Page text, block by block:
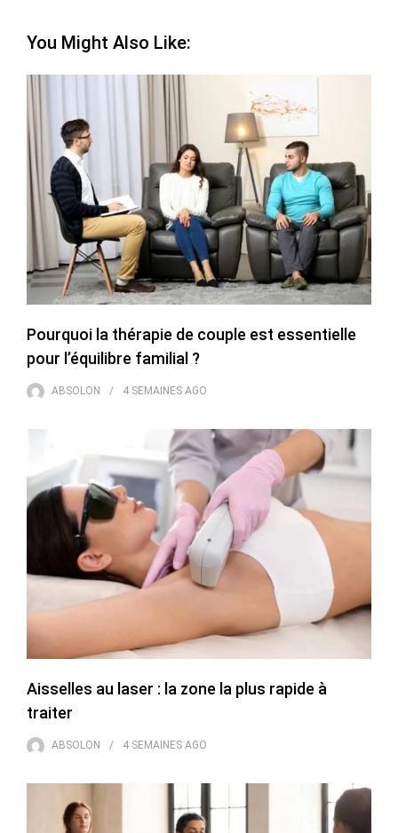
You Might Also Like:
Pourquoi la thérapie de couple est essentielle
pour l’équilibre familial ?
ABSOLON 4 SEMAINES AGO
Aisselles au laser : la zone la plus rapide à
traiter
ABSOLON 4 SEMAINES AGO